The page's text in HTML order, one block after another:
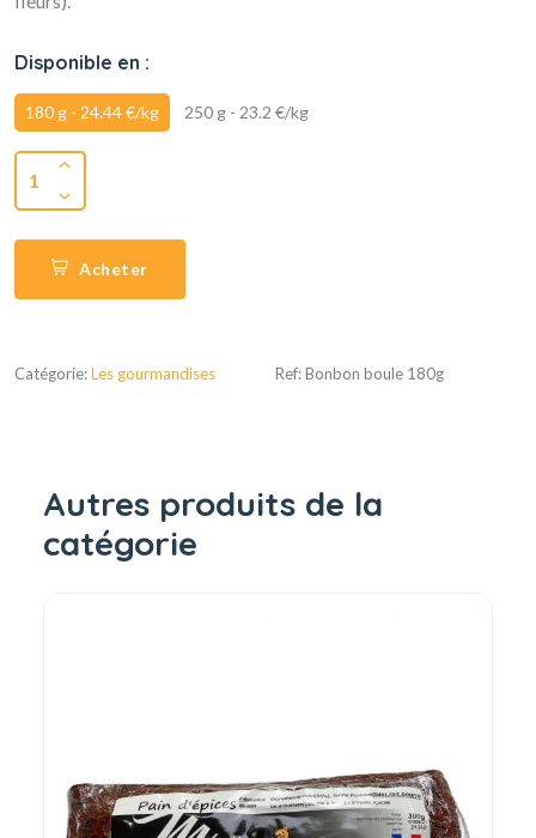
Disponible en :
180 g - 24.44 €/kg 250 g - 23.2 €/kg
1
Acheter
Catégorie:Les gourmandises Ref: Bonbon boule 180g
Autres produits de la
catégorie